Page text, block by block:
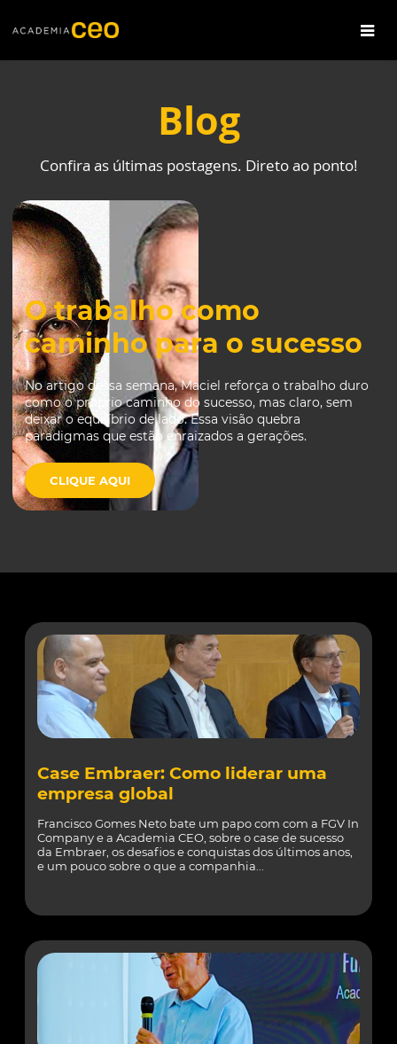
Blog
Confira as últimas postagens. Direto ao ponto!
O trabalho como
caminho para o sucesso
No artigo dessa semana, Maciel reforça o trabalho duro
como o próprio caminho do sucesso, mas claro, sem
deixar o equilíbrio de lado. Essa visão quebra
paradigmas que estão enraizados a gerações.
CLIQUE AQUI
Case Embraer: Como liderar uma
empresa global
Francisco Gomes Neto bate um papo com com a FGV In
Company e a Academia CEO, sobre o case de sucesso
da Embraer, os desafios e conquistas dos últimos anos,
e um pouco sobre o que a companhia...